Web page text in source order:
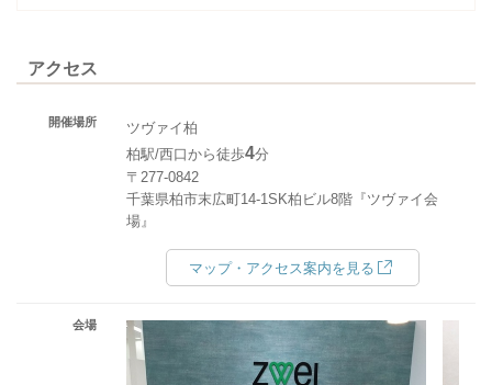
アクセス
開催場所
ツヴァイ柏
柏駅/西口から徒歩4分
〒277-0842
千葉県柏市末広町14-1SK柏ビル8階『ツヴァイ会
場』
マップ・アクセス案内を見る
会場